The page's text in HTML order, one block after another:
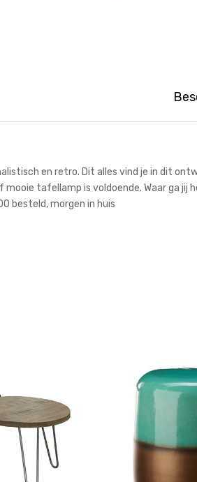
en retro. Dit alles vind je in dit
mooie tafellamp is voldoende. Waar ga
besteld, morgen in huis